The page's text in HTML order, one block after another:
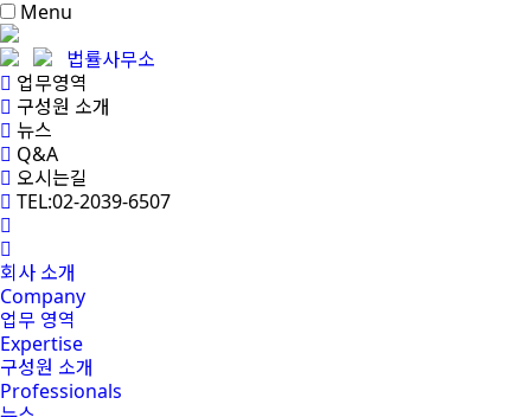
Menu
법률사무소
업무영역
구성원 소개
뉴스
Q&A
오시는길
TEL:02-2039-6507
회사 소개
Company
업무 영역
Expertise
구성원 소개
Professionals